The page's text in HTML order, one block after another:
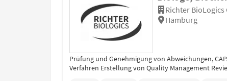
Richter BioLogics
Hamburg
Prüfung und Genehmigung von Abweichungen,
Verfahren Erstellung von Quality Management